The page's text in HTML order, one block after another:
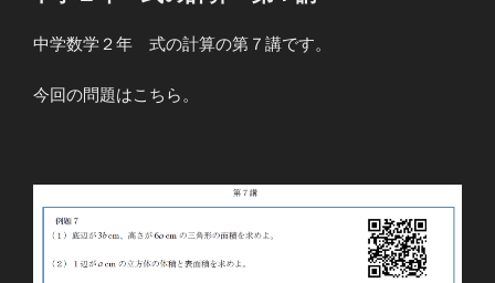
日:
中学数学２年 式の計算の第７講です。
今回の問題はこちら。